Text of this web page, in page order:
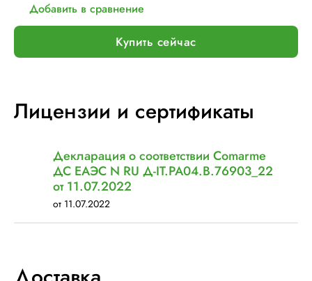
Добавить в сравнение
Купить сейчас
Лицензии и сертификаты
Декларация о соответствии Comarme
ДС ЕАЭС N RU Д-IT.РА04.В.76903_22
от 11.07.2022
от 11.07.2022